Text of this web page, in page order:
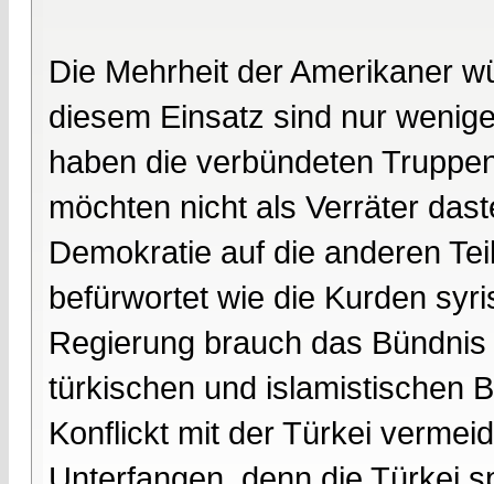
Die Mehrheit der Amerikaner
diesem Einsatz sind nur
haben die verbündeten
möchten nicht als Verräter
Demokratie auf die anderen
befürwortet wie die Kurden
Regierung brauch das
türkischen und islamistischen
Konflickt mit der Türkei